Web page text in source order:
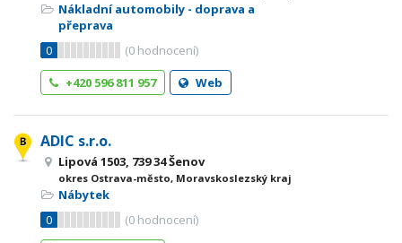
Nákladní automobily - doprava a
přeprava
0
(0 hodnocení)
+420 596 811 957
Web
ADIC s.r.o.
Lipová 1503, 739 34 Šenov
okres Ostrava-město, Moravskoslezský kraj
Nábytek
0
(0 hodnocení)